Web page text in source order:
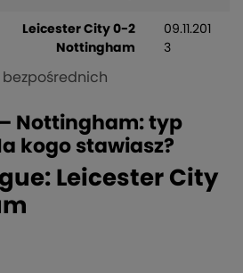
Leicester City 0-2
Nottingham
09.11.201
3
Nottingham: typ
kogo stawiasz?
Leicester City